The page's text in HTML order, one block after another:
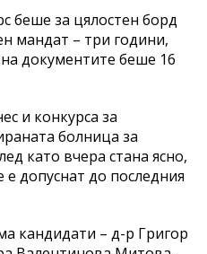
беше за цялостен борд
мандат – три години,
документите беше 16
и конкурса за
болница за
като вчера стана ясно,
допуснат до последния
кандидати – д-р Григор